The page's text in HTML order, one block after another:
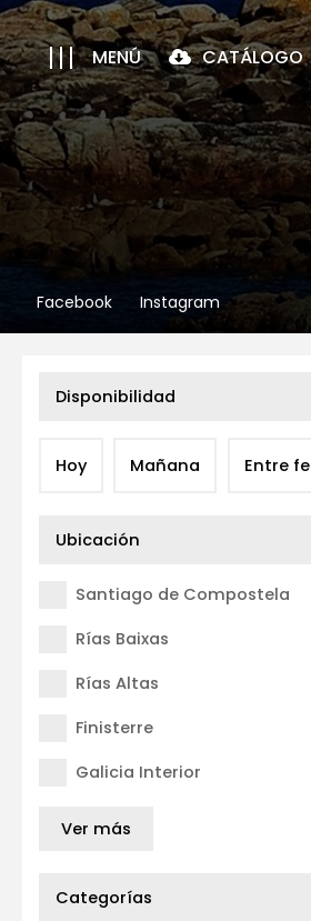
MENÚ CATÁLOGO
Facebook Instagram
Disponibilidad
Hoy Mañana Entre
Ubicación
Santiago de Compostela
Rías Baixas
Rías Altas
Finisterre
Galicia Interior
Ver más
Categorías